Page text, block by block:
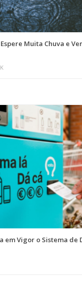
Muita Chuva e
em Vigor o Sistema de